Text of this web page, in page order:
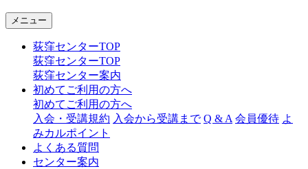
ャ
メニュー
荻窪センターTOP
荻窪センターTOP
荻窪センター案内
初めてご利用の方へ
初めてご利用の方へ
入会・受講規約 入会から受講まで Q & A 会員優待 よ
みカルポイント
よくある質問
センター案内